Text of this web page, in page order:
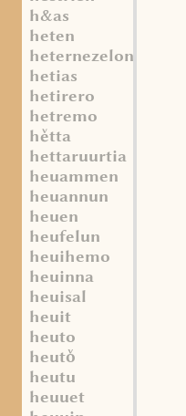
h&as
heten
heternezelon
hetias
hetirero
hetremo
htta
hettaruurtia
heuammen
heuannun
heuen
heufelun
heuihemo
heuinna
heuisal
heuit
heuto
heut
heutu
heuuet